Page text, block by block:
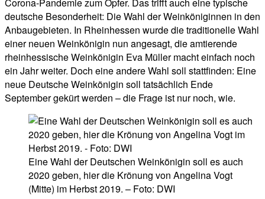
Corona-Pandemie zum Opfer. Das trifft auch eine typische
deutsche Besonderheit: Die Wahl der Weinköniginnen in den
Anbaugebieten. In Rheinhessen wurde die traditionelle Wahl
einer neuen Weinkönigin nun angesagt, die amtierende
rheinhessische Weinkönigin Eva Müller macht einfach noch
ein Jahr weiter. Doch eine andere Wahl soll stattfinden: Eine
neue Deutsche Weinkönigin soll tatsächlich Ende
September gekürt werden – die Frage ist nur noch, wie.
Eine Wahl der Deutschen Weinkönigin soll es auch
2020 geben, hier die Krönung von Angelina Vogt
(Mitte) im Herbst 2019. – Foto: DWI